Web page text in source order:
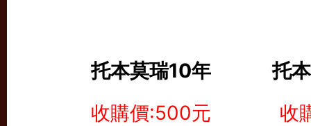
托本莫瑞10年
托
收購價:500元
收